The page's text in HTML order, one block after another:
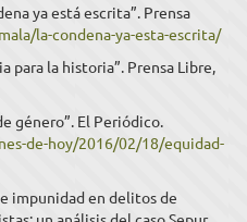
ya está escrita”. Prensa
la-condena-ya-esta-escrita/
para la historia”. Prensa Libre,
género”. El Periódico.
de-hoy/2016/02/18/equidad-
impunidad en delitos de